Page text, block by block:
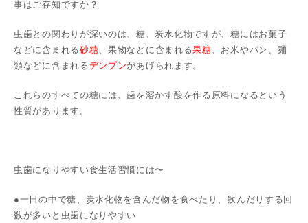
事はご存知ですか？
虫歯との関わりが深いのは、糖、炭水化物ですが、糖にはお菓子
などに含まれる砂糖、果物などに含まれる果糖、お米やパン、麺
類などに含まれるデンプンがあげられます。
これらのすべての糖には、歯を溶かす酸を作る原料になるという
性質があります。
虫歯になりやすい食生活習慣には〜
●一日の中で糖、炭水化物を含んだ物を食べたり、飲んだりする回
数が多いと虫歯になりやすい